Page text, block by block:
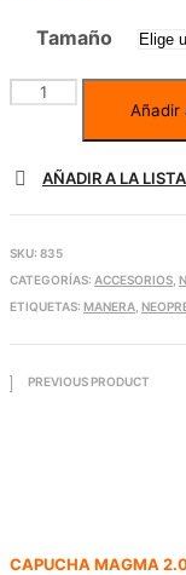
Tamaño
Añadir
AÑADIR A LA
SKU: 835
CATEGORÍAS: ACCESORIOS
ETIQUETAS: MANERA
PREVIOUS PRODUCT
CAPUCHA MAGMA